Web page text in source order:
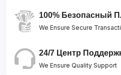
100% Безопасный
We Ensure Secure
24/7 Центр
We Ensure Quality Support